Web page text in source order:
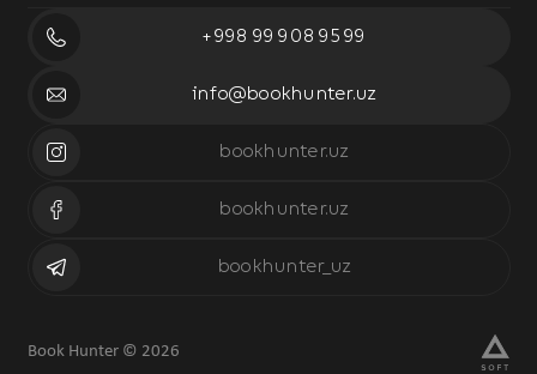
+998 99 908 95 99
info@bookhunter.uz
bookhunter.uz
bookhunter.uz
bookhunter_uz
Book Hunter © 2026